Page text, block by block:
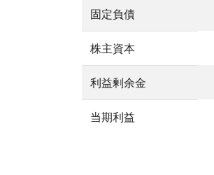
固定負債
株主資本
利益剰余金
当期利益